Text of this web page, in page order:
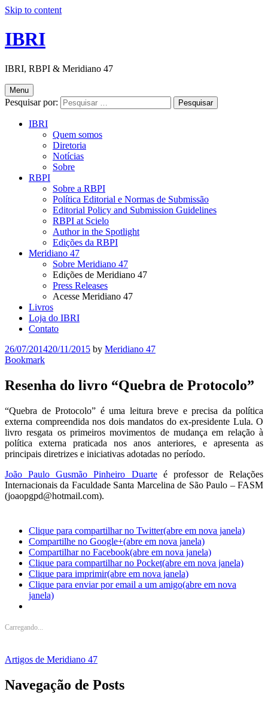
Skip to content
IBRI
IBRI, RBPI & Meridiano 47
Menu
Pesquisar por:
IBRI
Quem somos
Diretoria
Notícias
Sobre
RBPI
Sobre a RBPI
Política Editorial e Normas de Submissão
Editorial Policy and Submission Guidelines
RBPI at Scielo
Author in the Spotlight
Edições da RBPI
Meridiano 47
Sobre Meridiano 47
Edições de Meridiano 47
Press Releases
Acesse Meridiano 47
Livros
Loja do IBRI
Contato
26/07/201420/11/2015 by Meridiano 47
Bookmark
Resenha do livro “Quebra de Protocolo”
“Quebra de Protocolo” é uma leitura breve e precisa da política
externa compreendida nos dois mandatos do ex-presidente Lula. O
livro resgata os primeiros movimentos de mudança em relação à
política externa praticada nos anos anteriores, e apresenta as
principais diretrizes e iniciativas adotadas no período.
João Paulo Gusmão Pinheiro Duarteé professor de Relações
Internacionais da Faculdade Santa Marcelina de São Paulo – FASM
(joaopgpd@hotmail.com).
Clique para compartilhar no Twitter(abre em nova janela)
Compartilhe no Google+(abre em nova janela)
Compartilhar no Facebook(abre em nova janela)
Clique para compartilhar no Pocket(abre em nova janela)
Clique para imprimir(abre em nova janela)
Clique para enviar por email a um amigo(abre em nova
janela)
Carregando...
Artigos de Meridiano 47
Navegação de Posts